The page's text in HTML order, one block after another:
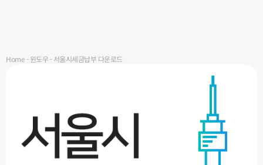
Home-윈도우-서울시세금납부 다운로드